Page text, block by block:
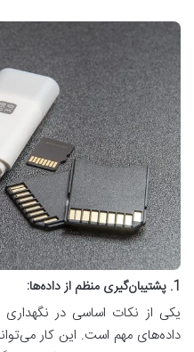
1. پشتیبان‌گیری منظم از داده‌ها:
یکی از نکات اساسی در
داده‌های مهم است. این کار